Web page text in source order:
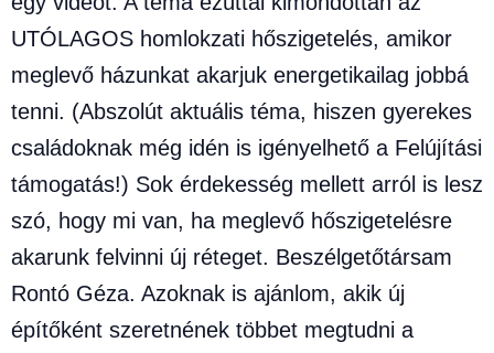
UTÓLAGOS homlokzati hőszigetelés, amikor
meglevő házunkat akarjuk energetikailag jobbá
tenni. (Abszolút aktuális téma, hiszen gyerekes
családoknak még idén is igényelhető a Felújítási
támogatás!) Sok érdekesség mellett arról is lesz
szó, hogy mi van, ha meglevő hőszigetelésre
akarunk felvinni új réteget. Beszélgetőtársam
Rontó Géza. Azoknak is ajánlom, akik új
építőként szeretnének többet megtudni a